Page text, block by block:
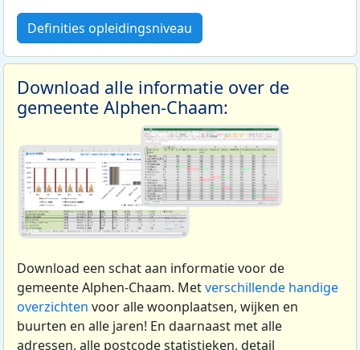
Definities opleidingsniveau
Download alle informatie over de
gemeente Alphen-Chaam:
Download een schat aan informatie voor de
gemeente Alphen-Chaam. Metverschillende handige
overzichten voor alle woonplaatsen, wijken en
buurten en alle jaren! En daarnaast met alle
adressen, alle postcode statistieken, detail